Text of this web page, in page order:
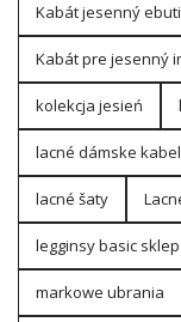
Kabát jesenný
Kabát pre jesenný
kolekcja jesień
lacné dámske
lacné šaty
legginsy basic
markowe ubrania